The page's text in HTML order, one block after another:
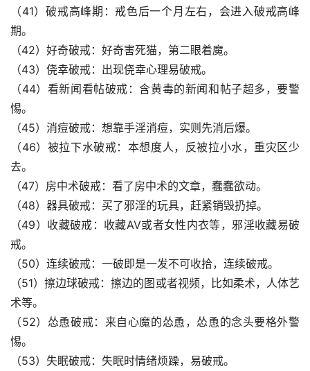
（41）破戒高峰期：戒色后一个月左右，会进入破戒高峰
期。
（42）好奇破戒：好奇害死猫，第二眼着魔。
（43）侥幸破戒：出现侥幸心理易破戒。
（44）看新闻看帖破戒：含黄毒的新闻和帖子超多，要警
惕。
（45）消痘破戒：想靠手淫消痘，实则先消后爆。
（46）被拉下水破戒：本想度人，反被拉小水，重灾区少
去。
（47）房中术破戒：看了房中术的文章，蠢蠢欲动。
（48）器具破戒：买了邪淫的玩具，赶紧销毁扔掉。
（49）收藏破戒：收藏AV或者女性内衣等，邪淫收藏易破
戒。
（50）连续破戒：一破即是一发不可收拾，连续破戒。
（51）擦边球破戒：擦边的图或者视频，比如柔术，人体艺
术等。
（52）怂恿破戒：来自心魔的怂恿，怂恿的念头要格外警
惕。
（53）失眠破戒：失眠时情绪烦躁，易破戒。